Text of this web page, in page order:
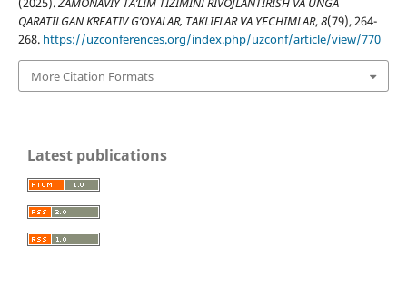
QARATILGAN KREATIV G’OYALAR, TAKLIFLAR VA YECHIMLAR,8(79), 264-
268. https://uzconferences.org/index.php/uzconf/article/view/770
More Citation Formats
Latest publications